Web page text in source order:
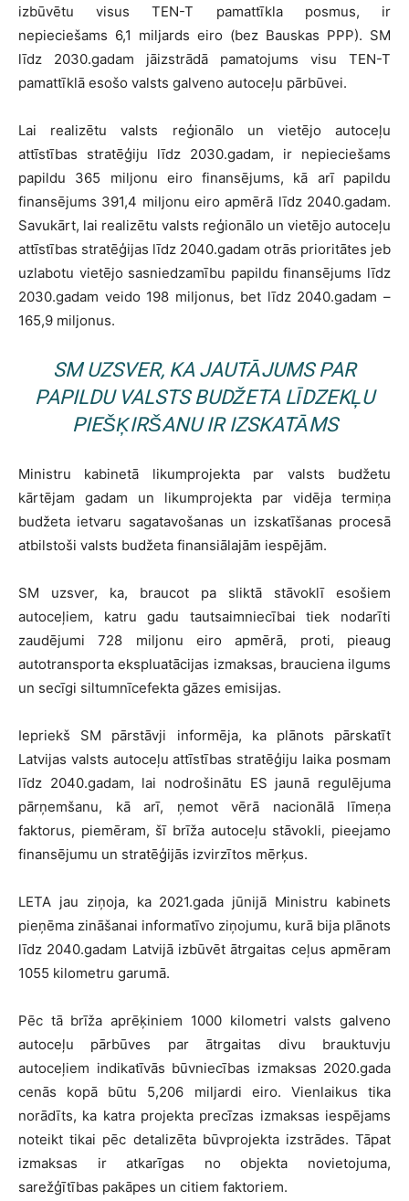
izbūvētu visus TEN-T pamattīkla posmus, ir
nepieciešams 6,1 miljards eiro (bez Bauskas PPP). SM
līdz 2030.gadam jāizstrādā pamatojums visu TEN-T
pamattīklā esošo valsts galveno autoceļu pārbūvei.
Lai realizētu valsts reģionālo un vietējo autoceļu
attīstības stratēģiju līdz 2030.gadam, ir nepieciešams
papildu 365 miljonu eiro finansējums, kā arī papildu
finansējums 391,4 miljonu eiro apmērā līdz 2040.gadam.
Savukārt, lai realizētu valsts reģionālo un vietējo autoceļu
attīstības stratēģijas līdz 2040.gadam otrās prioritātes jeb
uzlabotu vietējo sasniedzamību papildu finansējums līdz
2030.gadam veido 198 miljonus, bet līdz 2040.gadam –
165,9 miljonus.
SM UZSVER, KA JAUTĀJUMS PAR
PAPILDU VALSTS BUDŽETA LĪDZEKĻU
PIEŠĶIRŠANU IR IZSKATĀMS
Ministru kabinetā likumprojekta par valsts budžetu
kārtējam gadam un likumprojekta par vidēja termiņa
budžeta ietvaru sagatavošanas un izskatīšanas procesā
atbilstoši valsts budžeta finansiālajām iespējām.
SM uzsver, ka, braucot pa sliktā stāvoklī esošiem
autoceļiem, katru gadu tautsaimniecībai tiek nodarīti
zaudējumi 728 miljonu eiro apmērā, proti, pieaug
autotransporta ekspluatācijas izmaksas, brauciena ilgums
un secīgi siltumnīcefekta gāzes emisijas.
Iepriekš SM pārstāvji informēja, ka plānots pārskatīt
Latvijas valsts autoceļu attīstības stratēģiju laika posmam
līdz 2040.gadam, lai nodrošinātu ES jaunā regulējuma
pārņemšanu, kā arī, ņemot vērā nacionālā līmeņa
faktorus, piemēram, šī brīža autoceļu stāvokli, pieejamo
finansējumu un stratēģijās izvirzītos mērķus.
LETA jau ziņoja, ka 2021.gada jūnijā Ministru kabinets
pieņēma zināšanai informatīvo ziņojumu, kurā bija plānots
līdz 2040.gadam Latvijā izbūvēt ātrgaitas ceļus apmēram
1055 kilometru garumā.
Pēc tā brīža aprēķiniem 1000 kilometri valsts galveno
autoceļu pārbūves par ātrgaitas divu brauktuvju
autoceļiem indikatīvās būvniecības izmaksas 2020.gada
cenās kopā būtu 5,206 miljardi eiro. Vienlaikus tika
norādīts, ka katra projekta precīzas izmaksas iespējams
noteikt tikai pēc detalizēta būvprojekta izstrādes. Tāpat
izmaksas ir atkarīgas no objekta novietojuma,
sarežģītības pakāpes un citiem faktoriem.